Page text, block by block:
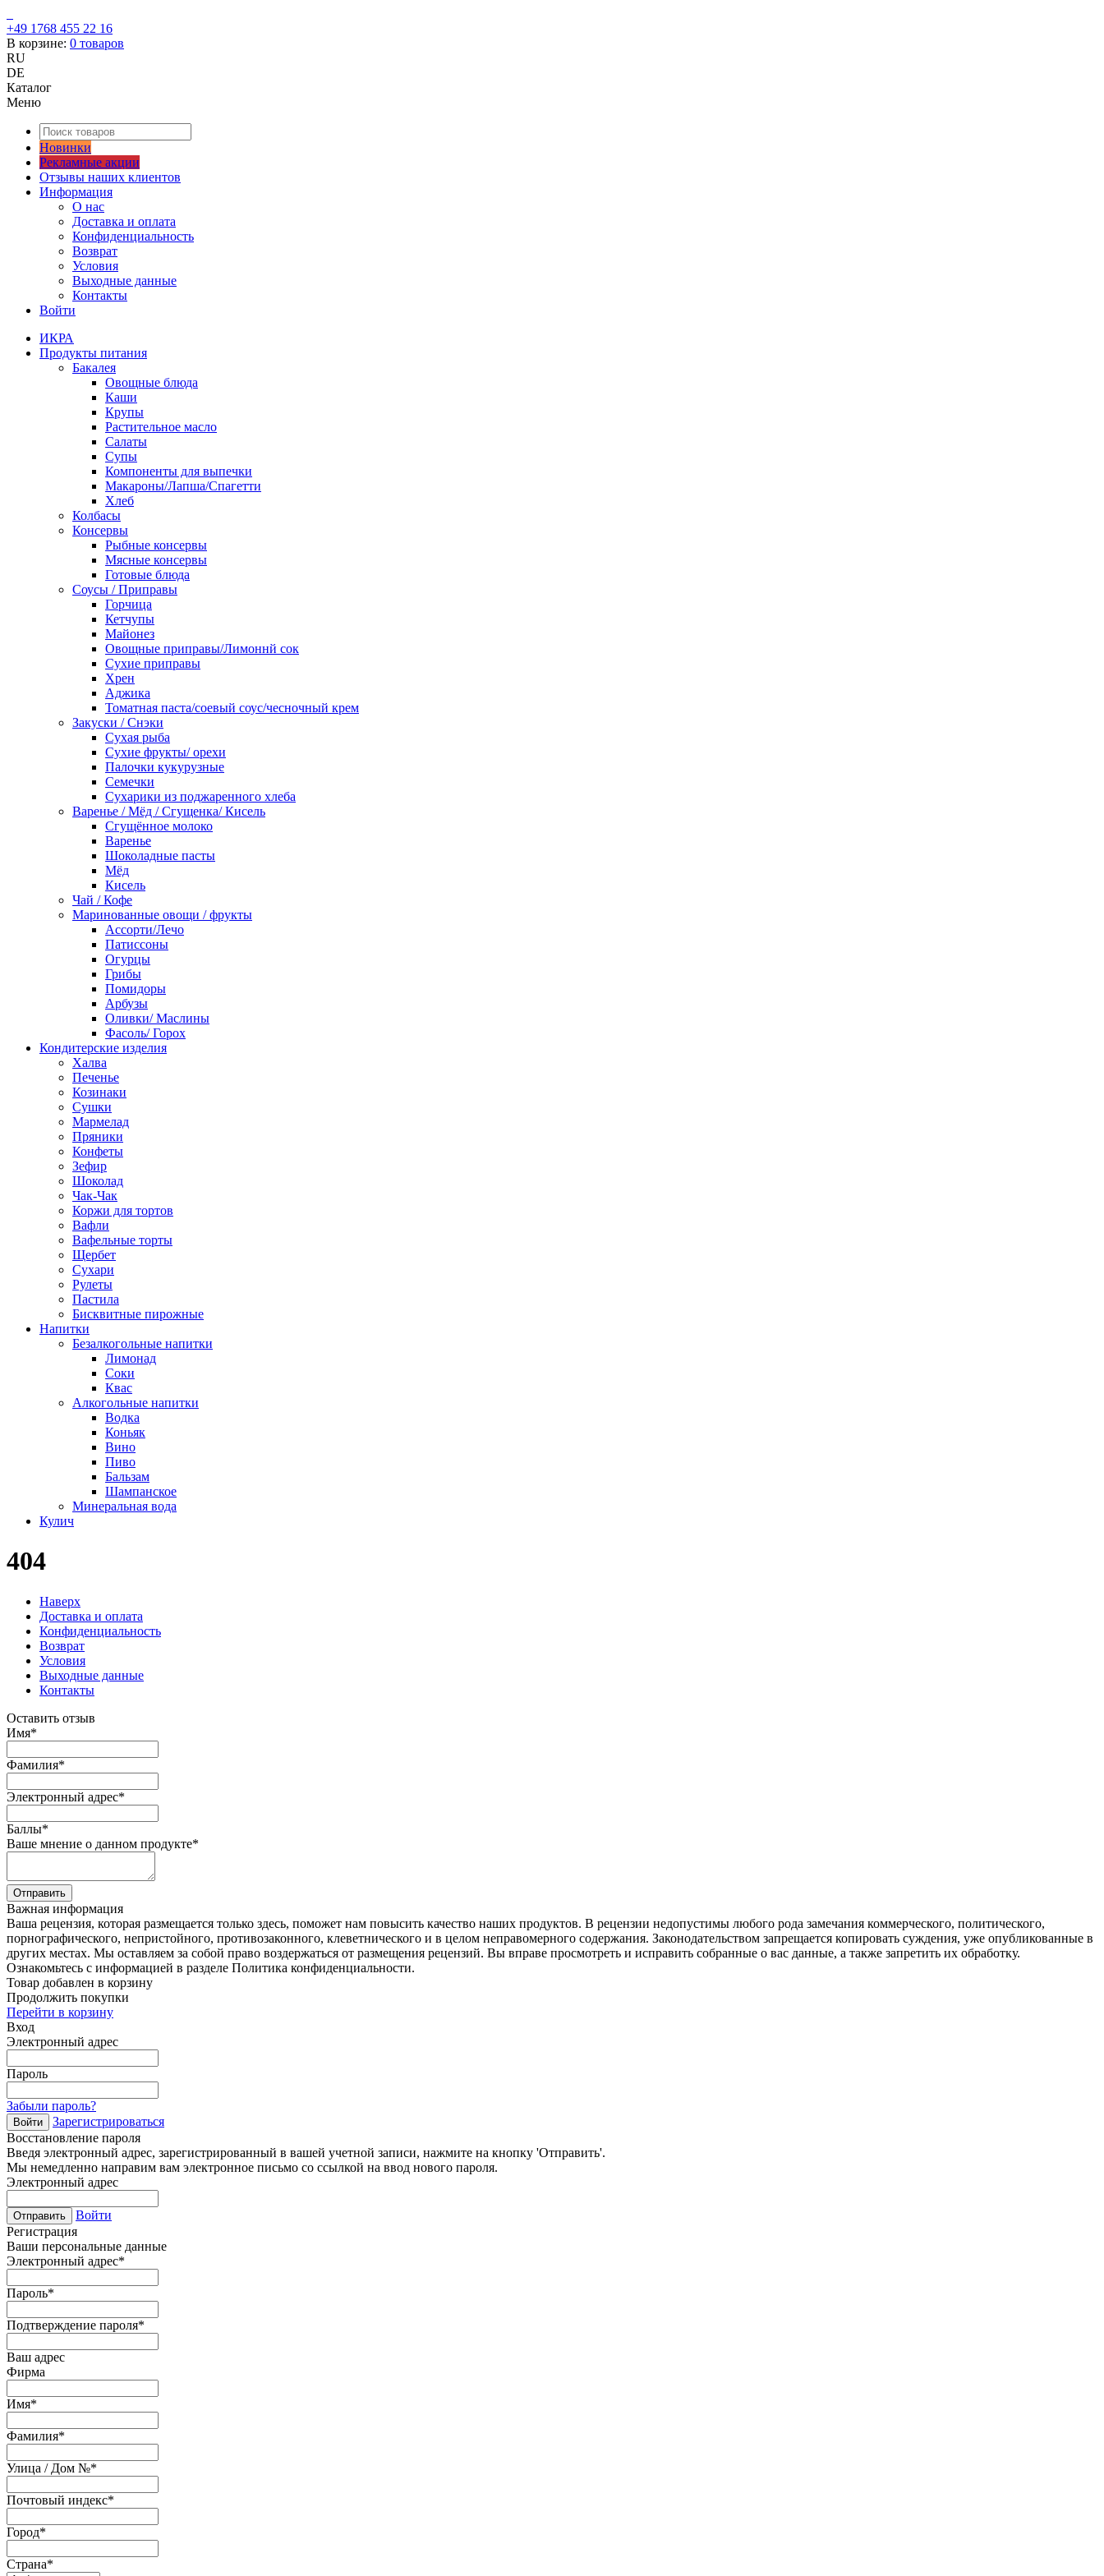
+49 1768 455 22 16
В корзине: 0 товаров
RU
DE
Каталог
Меню
Новинки
Рекламные акции
Отзывы наших клиентов
Информация
О нас
Доставка и оплата
Конфиденциальность
Возврат
Условия
Выходные данные
Контакты
Войти
ИКРА
Продукты питания
Бакалея
Овощные блюда
Каши
Крупы
Растительное масло
Салаты
Супы
Компоненты для выпечки
Макароны/Лапша/Спагетти
Хлеб
Колбасы
Консервы
Рыбные консервы
Мясные консервы
Готовые блюда
Соусы / Приправы
Горчица
Кетчупы
Майонез
Овощные приправы/Лимоннй сок
Сухие приправы
Хрен
Аджика
Томатная паста/соевый соус/чесночный крем
Закуски / Снэки
Сухая рыба
Сухие фрукты/ орехи
Палочки кукурузные
Семечки
Сухарики из поджаренного хлеба
Варенье / Мёд / Сгущенка/ Кисель
Сгущённое молоко
Варенье
Шоколадные пасты
Мёд
Кисель
Чай / Кофе
Маринованные овощи / фрукты
Ассорти/Лечо
Патиссоны
Огурцы
Грибы
Помидоры
Арбузы
Оливки/ Маслины
Фасоль/ Горох
Кондитерские изделия
Халва
Печенье
Козинаки
Сушки
Мармелад
Пряники
Конфеты
Зефир
Шоколад
Чак-Чак
Коржи для тортов
Вафли
Вафельные торты
Щербет
Сухари
Рулеты
Пастила
Бисквитные пирожные
Напитки
Безалкогольные напитки
Лимонад
Соки
Квас
Алкогольные напитки
Водка
Коньяк
Вино
Пиво
Бальзам
Шампанское
Минеральная вода
Кулич
404
Наверх
Доставка и оплата
Конфиденциальность
Возврат
Условия
Выходные данные
Контакты
Оставить отзыв
Имя*
Фамилия*
Электронный адрес*
Баллы*
Ваше мнение о данном продукте*
Отправить
Важная информация
Ваша рецензия, которая размещается только здесь, поможет нам повысить качество наших продуктов. В рецензии недопустимы любого рода замечания коммерческого, политического,
порнографического, непристойного, противозаконного, клеветнического и в целом неправомерного содержания. Законодательством запрещается копировать суждения, уже опубликованные в
других местах. Мы оставляем за собой право воздержаться от размещения рецензий. Вы вправе просмотреть и исправить собранные о вас данные, а также запретить их обработку.
Ознакомьтесь с информацией в разделе Политика конфиденциальности.
Товар добавлен в корзину
Продолжить покупки
Перейти в корзину
Вход
Электронный адрес
Пароль
Забыли пароль?
Войти
Зарегистрироваться
Восстановление пароля
Введя электронный адрес, зарегистрированный в вашей учетной записи, нажмите на кнопку 'Отправить'.
Мы немедленно направим вам электронное письмо со ссылкой на ввод нового пароля.
Электронный адрес
Отправить
Войти
Регистрация
Ваши персональные данные
Электронный адрес*
Пароль*
Подтверждение пароля*
Ваш адрес
Фирма
Имя*
Фамилия*
Улица / Дом №*
Почтовый индекс*
Город*
Страна*